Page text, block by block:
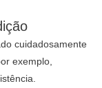
cuidadosamente
exemplo,